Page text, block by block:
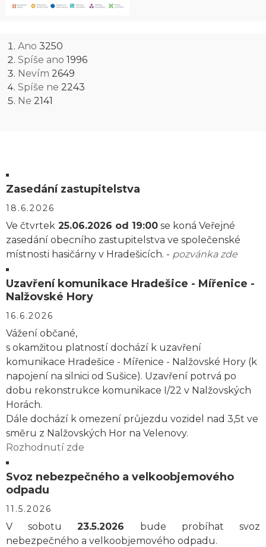
Ano 3250
Spíše ano 1996
Nevím 2649
Spíše ne 2243
Ne 2141
Zasedání zastupitelstva
18.6.2026
Ve čtvrtek 25.06.2026 od 19:00 se koná Veřejné
zasedání obecního zastupitelstva ve společenské
místnosti hasičárny v Hradešicích. - pozvánka zde
Uzavření komunikace Hradešice - Mířenice -
Nalžovské Hory
16.6.2026
Vážení občané,
s okamžitou platností dochází k uzavření
komunikace Hradešice - Mířenice - Nalžovské Hory (k
napojení na silnici od Sušice). Uzavření potrvá po
dobu rekonstrukce komunikace I/22 v Nalžovských
Horách.
Dále dochází k omezení průjezdu vozidel nad 3,5t ve
směru z Nalžovských Hor na Velenovy.
Rozhodnutí zde
Svoz nebezpečného a velkoobjemového
odpadu
11.5.2026
V sobotu23.5.2026 bude probíhat svoz
nebezpečného a velkoobjemového odpadu.